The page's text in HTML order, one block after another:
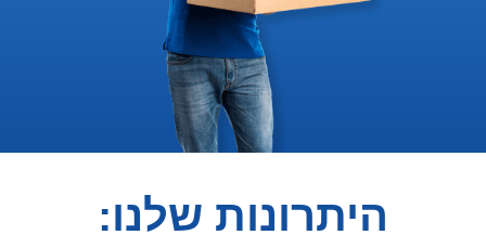
היתרונות שלנו: